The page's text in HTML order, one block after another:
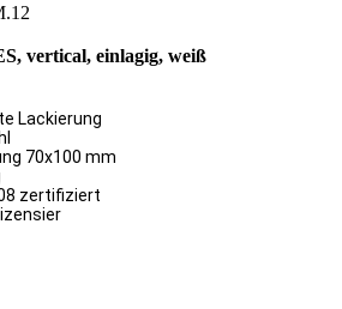
vertical, einlagig, weiß
Lackierung
70x100 mm
zertifiziert